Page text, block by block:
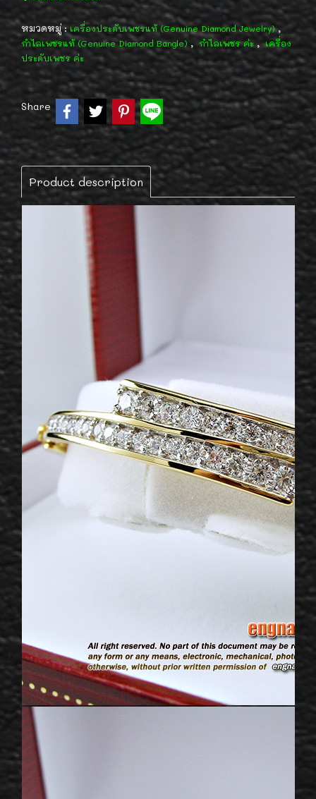
หมวดหมู่ : เครื่องประดับเพชรแท้ (Genuine Diamond Jewelry),
กำไลเพชรแท้ (Genuine Diamond Bangle) , กำไลเพชร ค่ะ , เครื่อง
ประดับเพชร ค่ะ
Share
Product description